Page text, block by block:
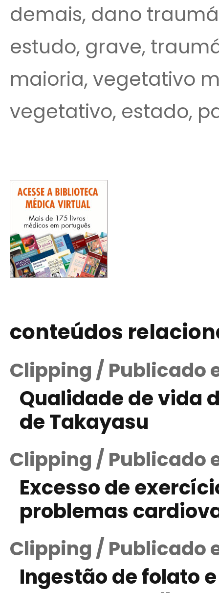
demais, dano
estudo, grave,
maioria, vegetativo
vegetativo, estado,
conteúdos
Clipping / Publicado
Qualidade de vida
de Takayasu
Clipping / Publicado
Excesso de
problemas
Clipping / Publicado
Ingestão de folato